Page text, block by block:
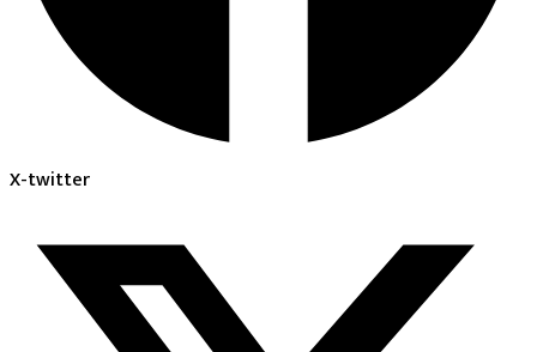
X-twitter